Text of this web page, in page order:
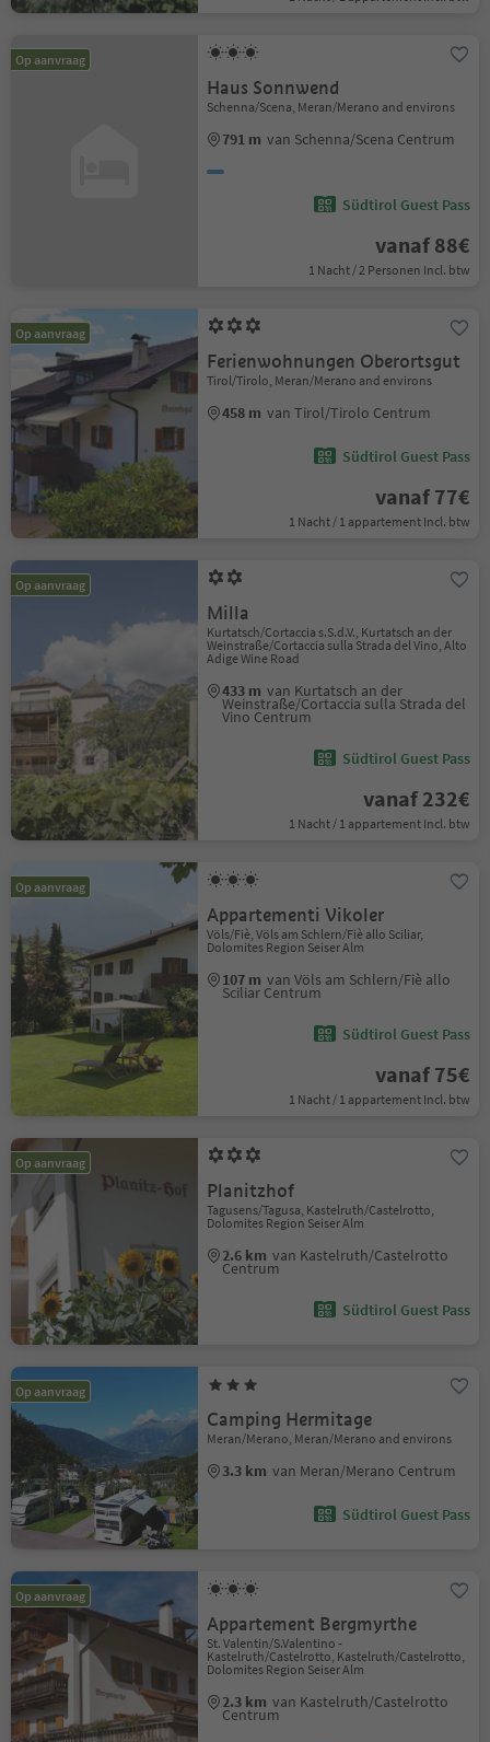
Op aanvraag
Haus Sonnwend
Schenna/Scena, Meran/Merano and environs
791 m van Schenna/Scena Centrum
Südtirol Guest Pass
vanaf 88€
1 Nacht / 2 Personen Incl. btw
Op aanvraag
Ferienwohnungen Oberortsgut
Tirol/Tirolo, Meran/Merano and environs
458 m van Tirol/Tirolo Centrum
Südtirol Guest Pass
vanaf 77€
1 Nacht / 1 appartement Incl. btw
Op aanvraag
Milla
Kurtatsch/Cortaccia s.S.d.V., Kurtatsch an der
Weinstraße/Cortaccia sulla Strada del Vino, Alto
Adige Wine Road
433 m van Kurtatsch an der
Weinstraße/Cortaccia sulla Strada del
Vino Centrum
Südtirol Guest Pass
vanaf 232€
1 Nacht / 1 appartement Incl. btw
Op aanvraag
Appartementi Vikoler
Völs/Fiè, Völs am Schlern/Fiè allo Sciliar,
Dolomites Region Seiser Alm
107 m van Völs am Schlern/Fiè allo
Sciliar Centrum
Südtirol Guest Pass
vanaf 75€
1 Nacht / 1 appartement Incl. btw
Op aanvraag
Planitzhof
Tagusens/Tagusa, Kastelruth/Castelrotto,
Dolomites Region Seiser Alm
2.6 km van Kastelruth/Castelrotto
Centrum
Südtirol Guest Pass
Op aanvraag
Camping Hermitage
Meran/Merano, Meran/Merano and environs
3.3 km van Meran/Merano Centrum
Südtirol Guest Pass
Op aanvraag
Appartement Bergmyrthe
St. Valentin/S.Valentino -
Kastelruth/Castelrotto, Kastelruth/Castelrotto,
Dolomites Region Seiser Alm
2.3 km van Kastelruth/Castelrotto
Centrum